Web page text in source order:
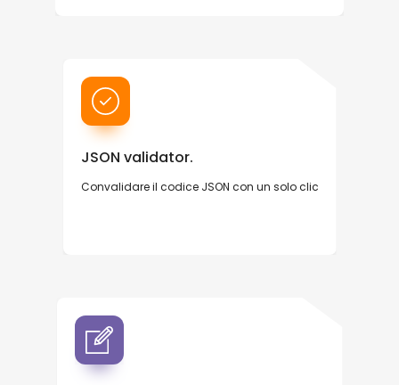
JSON validator.
Convalidare il codice JSON con un solo clic